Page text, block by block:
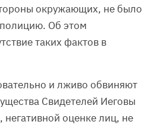
окружающих, не было
Об этом
таких фактов в
и лживо обвиняют
Свидетелей Иеговы
оценке лиц, не